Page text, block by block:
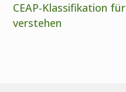
CEAP-Klassifikation
verstehen